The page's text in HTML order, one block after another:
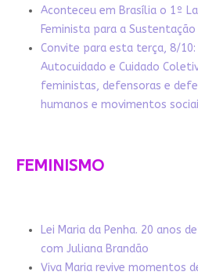
Aconteceu em Brasília o 1º
Feminista para a Sustentação
Convite para esta terça, 8/10:
Autocuidado e Cuidado
feministas, defensoras e
humanos e movimentos
FEMINISMO
Lei Maria da Penha. 20 anos
com Juliana Brandão
Viva Maria revive momentos